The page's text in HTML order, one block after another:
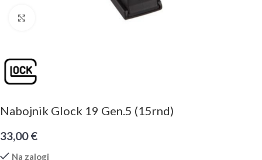
Nabojnik Glock 19 Gen.5 (15rnd)
33,00€
Na zalogi